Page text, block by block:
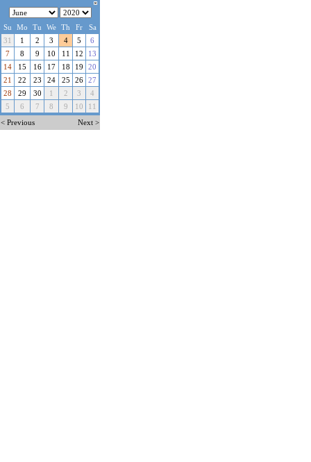
Su Mo Tu We Th Fr
Sa
31
1 2 3 4 5
6
7
8 9 10 11 12
13
14
15 16 17 18 19
20
21
22 23 24 25 26 27
28
29 30 1 2 3
4
5
6 7 8 9 10
11
< Previous
Next >